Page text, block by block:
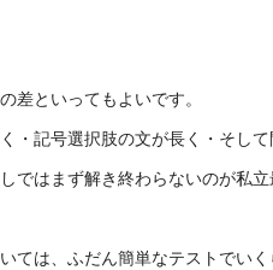
差といってもよいです。
・記号選択肢の文が長く・そして
ではまず解き終わらないのが私立
いては、ふだん簡単なテストでい